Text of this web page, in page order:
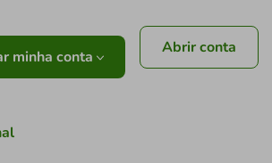
minha conta Abrir conta